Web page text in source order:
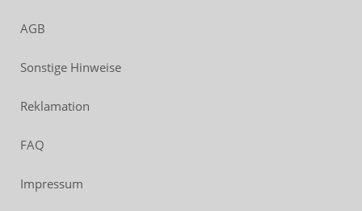
AGB
Sonstige Hinweise
Reklamation
FAQ
Impressum